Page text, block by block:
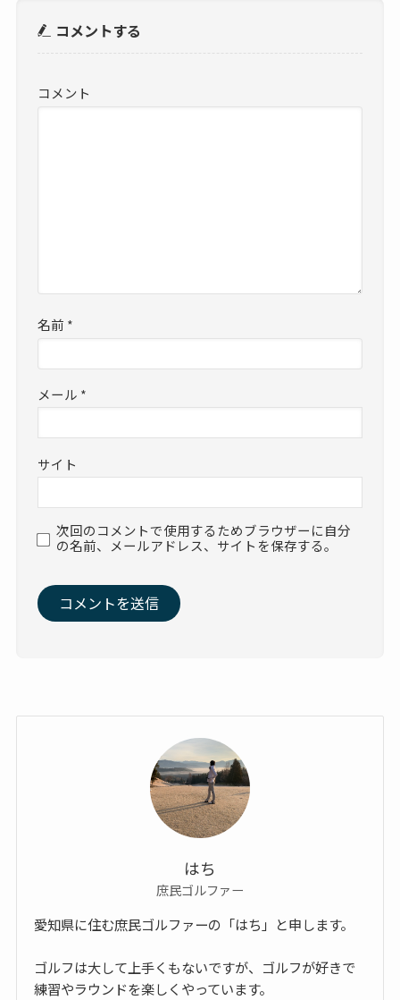
コメントする
コメント
名前 *
メール *
サイト
次回のコメントで使用するためブラウザーに自分
の名前、メールアドレス、サイトを保存する。
はち
庶民ゴルファー
愛知県に住む庶民ゴルファーの「はち」と申します。
ゴルフは大して上手くもないですが、ゴルフが好きで
練習やラウンドを楽しくやっています。